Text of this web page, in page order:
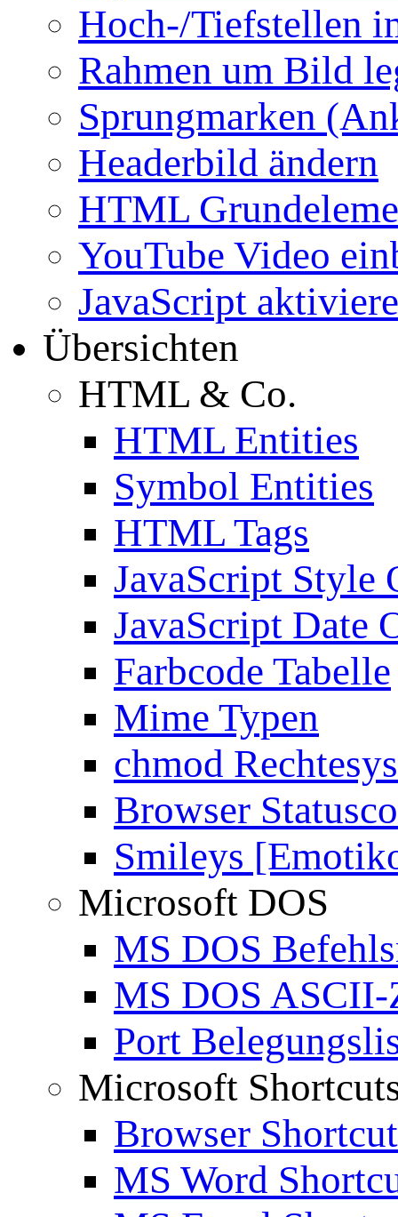
Hoch-/Tiefstellen
Rahmen um Bild
Sprungmarken
Headerbild ändern
HTML
YouTube Video
JavaScript
Übersichten
HTML & Co.
HTML Entities
Symbol Entities
HTML Tags
JavaScript Style
JavaScript Date
Farbcode Tabelle
Mime Typen
chmod
Browser
Smileys
Microsoft DOS
MS DOS
MS DOS ASCII-
Port
Microsoft
Browser
MS Word